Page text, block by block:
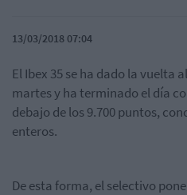
13/03/2018 07:04
El Ibex 35 se ha dado la vuelta
martes y ha terminado el día
debajo de los 9.700 puntos,
enteros.
De esta forma, el selectivo